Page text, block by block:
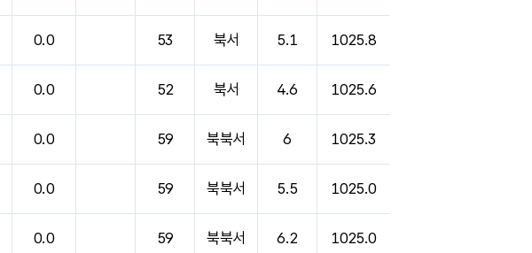
0.0 53 북서 5.1 1025.8
0.0 52 북서 4.6 1025.6
0.0 59 북북서 6 1025.3
0.0 59 북북서 5.5 1025.0
0.0 59 북북서 6.2 1025.0